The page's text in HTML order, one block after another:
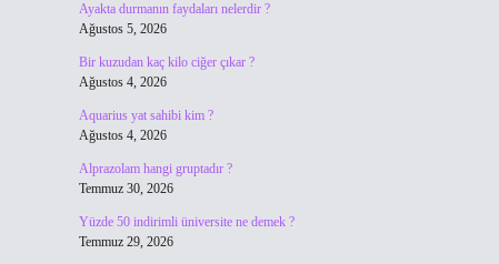
Ayakta durmanın faydaları nelerdir ?
Ağustos 5, 2026
Bir kuzudan kaç kilo ciğer çıkar ?
Ağustos 4, 2026
Aquarius yat sahibi kim ?
Ağustos 4, 2026
Alprazolam hangi gruptadır ?
Temmuz 30, 2026
Yüzde 50 indirimli üniversite ne demek ?
Temmuz 29, 2026